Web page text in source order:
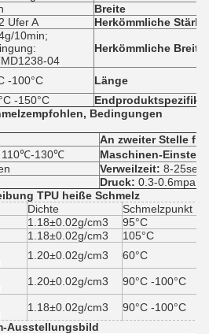
Breite
Ufer A Herkömmliche Stärke
10min;
04
Herkömmliche Breite
-100°C
Länge
-150°C
empfohlen, Bedingungen
An zweiter Stelle
110℃-130℃
Maschinen-
Verweilzeit: 8-
Druck: 0.3-0.6mpa
TPU heiße Schmelz
Dichte
Schmelzpunkt
1.18±0.02g/cm3
95°C
1.18±0.02g/cm3
105°C
1.20±0.02g/cm3 60°C
1.20±0.02g/cm3 90°C -100°C
1.18±0.02g/cm3
90°C -100°C
Ausstellungsbild